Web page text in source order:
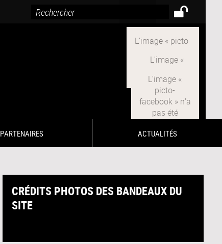
PARTENAIRES ACTUALITÉS
CRÉDITS PHOTOS DES BANDEAUX DU
SITE